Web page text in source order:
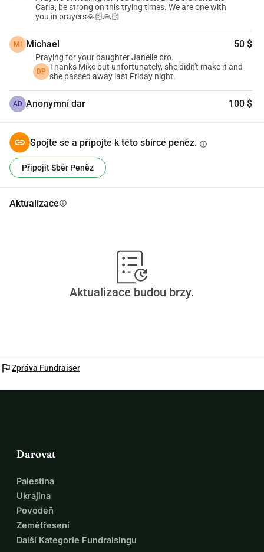
Carla, be strong on this trying times. We are one with
you in prayers🙏🏻🙏🏻
MI Michael 50 $
Praying for your daughter Janelle bro.
DP Thanks Mike but unfortunately, she didn't make it and
she passed away last Friday night.
AD Anonymní dar 100 $
Spojte se a připojte k této sbírce peněz. info
Připojit Sběr Peněz
Aktualizaceinfo
Aktualizace budou brzy.
flagZpráva Fundraiser
Darovat
Palestina
Ukrajina
Povodeň
Zemětřesení
Další Kategorie Fundraisingu